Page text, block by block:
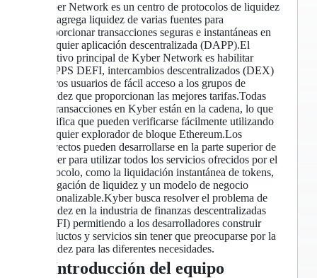
Kyber Network es un centro de protocolos de liquidez
que agrega liquidez de varias fuentes para
proporcionar transacciones seguras e instantáneas en
cualquier aplicación descentralizada (DAPP).El
objetivo principal de Kyber Network es habilitar
DAPPS DEFI, intercambios descentralizados (DEX)
y otros usuarios de fácil acceso a los grupos de
liquidez que proporcionan las mejores tarifas.Todas
las transacciones en Kyber están en la cadena, lo que
significa que pueden verificarse fácilmente utilizando
cualquier explorador de bloque Ethereum.Los
proyectos pueden desarrollarse en la parte superior de
Kyber para utilizar todos los servicios ofrecidos por el
protocolo, como la liquidación instantánea de tokens,
agregación de liquidez y un modelo de negocio
personalizable.Kyber busca resolver el problema de
liquidez en la industria de finanzas descentralizadas
(DEFI) permitiendo a los desarrolladores construir
productos y servicios sin tener que preocuparse por la
liquidez para las diferentes necesidades.
2. Introducción del equipo